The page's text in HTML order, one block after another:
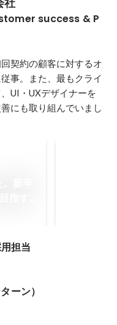
success & P
契約の顧客に対するオ
事。また、最もクライ
UI・UXデザイナーを
にも取り組んでいまし
担当
ーン）